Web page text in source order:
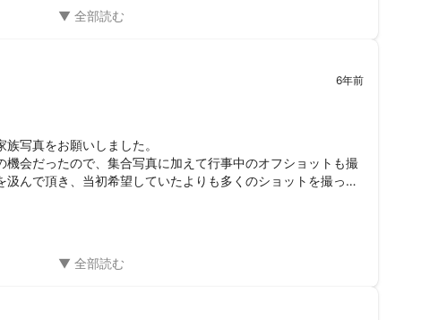
ありがとうございました！
6年前
写真をお願いしました。
機会だったので、集合写真に加えて行事中のオフショットも撮
汲んで頂き、当初希望していたよりも多くのショットを撮って
やり取りでも対応が早く、こちらが希望した以上の提案をして
さんにお願いしたいくらいです。この度は本当にありがとうご